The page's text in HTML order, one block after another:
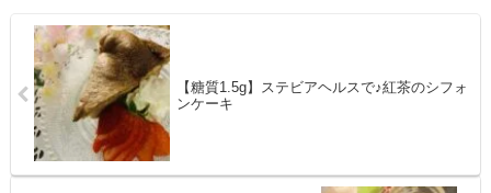
【糖質1.5g】ステビアヘルスで♪紅茶のシフォ
ンケーキ